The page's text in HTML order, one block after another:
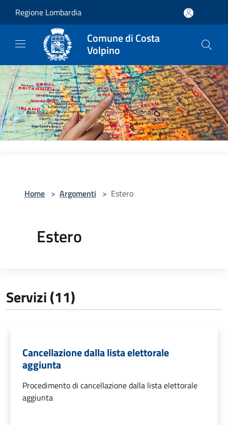
Regione Lombardia
Comune di Costa
Volpino
Home > Argomenti > Estero
Estero
Servizi (11)
Cancellazione dalla lista elettorale
aggiunta
Procedimento di cancellazione dalla lista elettorale
aggiunta